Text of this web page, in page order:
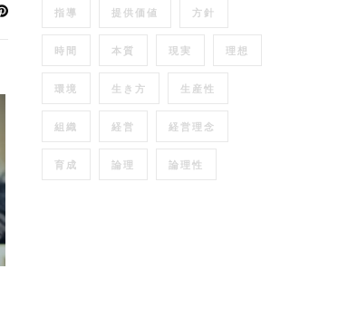
指導 提供価値 方針
時間 本質 現実 理想
環境 生き方 生産性
組織 経営 経営理念
育成 論理 論理性